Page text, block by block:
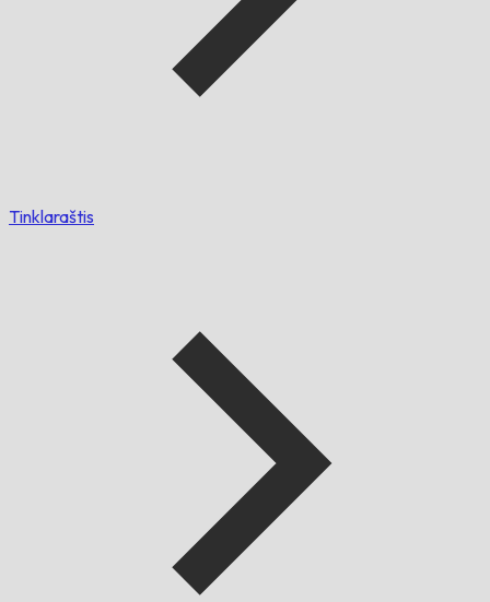
Tinklaraštis